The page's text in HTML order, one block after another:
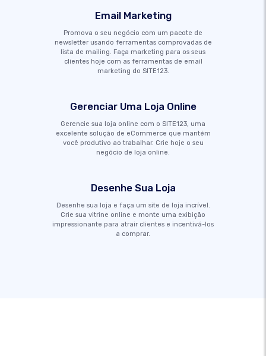
Email Marketing
Promova o seu negócio com um pacote de
newsletter usando ferramentas comprovadas de
lista de mailing. Faça marketing para os seus
clientes hoje com as ferramentas de email
marketing do SITE123.
Gerenciar Uma Loja Online
Gerencie sua loja online com o SITE123, uma
excelente solução de eCommerce que mantém
você produtivo ao trabalhar. Crie hoje o seu
negócio de loja online.
Desenhe Sua Loja
Desenhe sua loja e faça um site de loja incrível.
Crie sua vitrine online e monte uma exibição
impressionante para atrair clientes e incentivá-los
a comprar.